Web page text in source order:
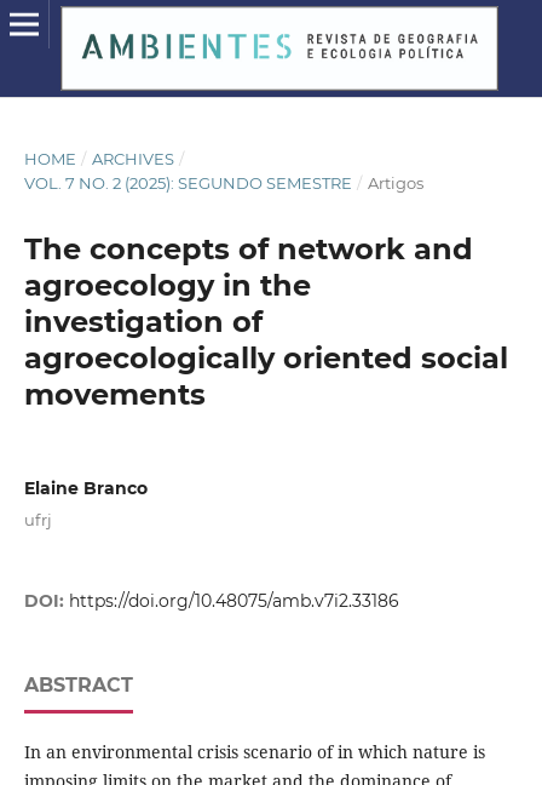
HOME / ARCHIVES /
VOL. 7 NO. 2 (2025): SEGUNDO SEMESTRE / Artigos
The concepts of network and
agroecology in the
investigation of
agroecologically oriented social
movements
Elaine Branco
ufrj
DOI: https://doi.org/10.48075/amb.v7i2.33186
ABSTRACT
In an environmental crisis scenario of in which nature is
imposing limits on the market and the dominance of